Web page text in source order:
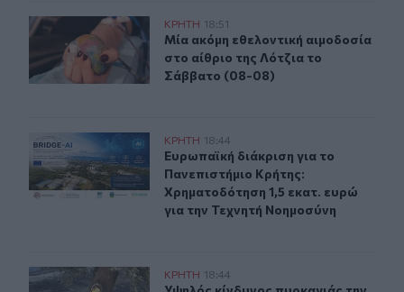
Μία ακόμη εθελοντική αιμοδοσία στο αίθριο της
ΚΡΗΤΗ 18:51
Μία ακόμη εθελοντική αιμοδοσία
Μία ακόμη εθελοντική αιμοδοσία
στο αίθριο της Λότζια το
Σάββατο (08-08)
Ευρωπαϊκή διάκριση για το Πανεπιστήμιο Κρήτης:
ΚΡΗΤΗ 18:44
Ευρωπαϊκή διάκριση για το
Ευρωπαϊκή διάκριση για το
Πανεπιστήμιο Κρήτης:
Χρηματοδότηση 1,5 εκατ. ευρώ
για την Τεχνητή Νοημοσύνη
Υψηλός κίνδυνος πυρκαγιάς την Παρασκευή στην Κρήτη
ΚΡΗΤΗ 18:44